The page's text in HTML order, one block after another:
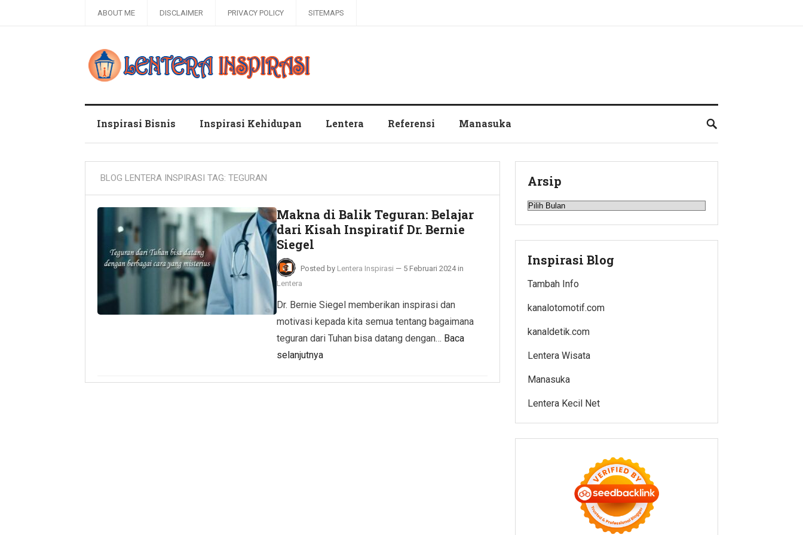
ABOUT ME DISCLAIMER PRIVACY POLICY SITEMAPS
Inspirasi Bisnis Inspirasi Kehidupan Lentera Referensi Manasuka
BLOG LENTERA INSPIRASI TAG: TEGURAN
Makna di Balik Teguran: Belajar
dari Kisah Inspiratif Dr. Bernie
Siegel
Posted by Lentera Inspirasi — 5 Februari 2024 in
Lentera
Dr. Bernie Siegel memberikan inspirasi dan
motivasi kepada kita semua tentang bagaimana
teguran dari Tuhan bisa datang dengan… Baca
selanjutnya
Arsip
Arsip
Inspirasi Blog
Tambah Info
kanalotomotif.com
kanaldetik.com
Lentera Wisata
Manasuka
Lentera Kecil Net